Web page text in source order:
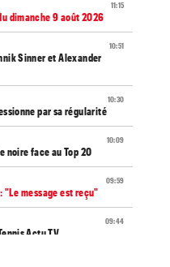
11:15
dimanche 9 août 2026
10:51
Sinner et Alexander
10:30
par sa régularité
10:09
noire face au Top 20
09:59
"Le message est reçu"
09:44
Actu TV